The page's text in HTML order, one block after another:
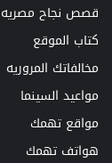
قصص نجاح مصريه
كتاب الموقع
مخالفاتك المروريه
مواعيد السينما
مواقع تهمك
هواتف تهمك